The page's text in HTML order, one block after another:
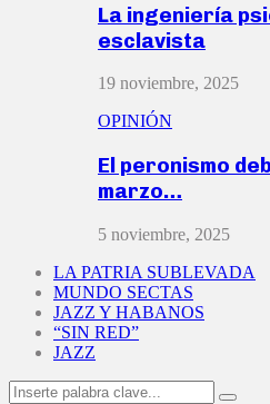
La ingeniería
esclavista
19 noviembre, 2025
OPINIÓN
El peronismo
marzo…
5 noviembre, 2025
LA PATRIA SUBLEVADA
MUNDO SECTAS
JAZZ Y HABANOS
“SIN RED”
JAZZ
Search